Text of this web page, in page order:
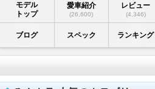
モデル
トップ
愛車紹介
(26,600)
レビュー
(4,346)
ブログ スペック ランキング